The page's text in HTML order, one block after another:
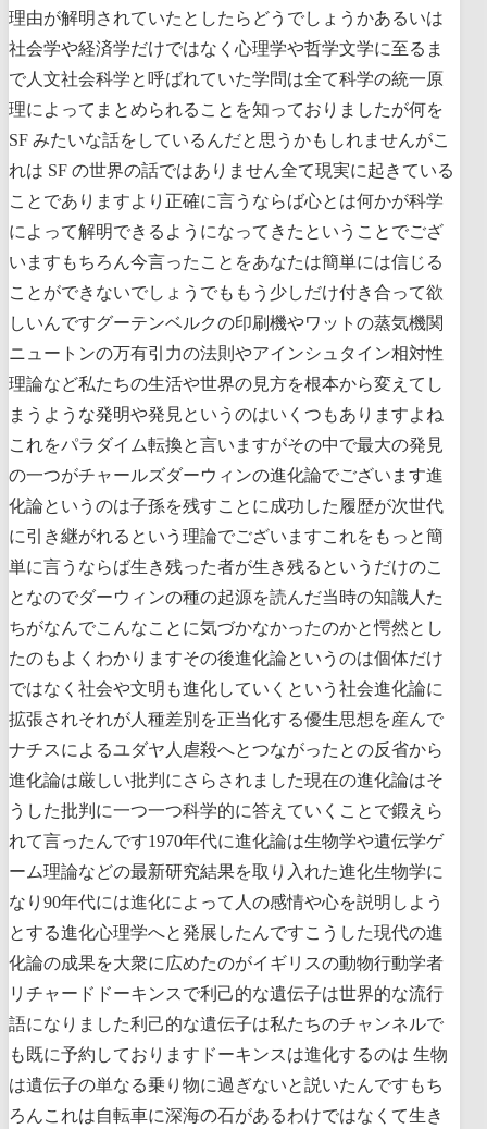
理由が解明されていたとしたらどうでしょうかあるいは
社会学や経済学だけではなく心理学や哲学文学に至るま
で人文社会科学と呼ばれていた学問は全て科学の統一原
理によってまとめられることを知っておりましたが何を
SF みたいな話をしているんだと思うかもしれませんがこ
れは SF の世界の話ではありません全て現実に起きている
ことでありますより正確に言うならば心とは何かが科学
によって解明できるようになってきたということでござ
いますもちろん今言ったことをあなたは簡単には信じる
ことができないでしょうでももう少しだけ付き合って欲
しいんですグーテンベルクの印刷機やワットの蒸気機関
ニュートンの万有引力の法則やアインシュタイン相対性
理論など私たちの生活や世界の見方を根本から変えてし
まうような発明や発見というのはいくつもありますよね
これをパラダイム転換と言いますがその中で最大の発見
の一つがチャールズダーウィンの進化論でございます進
化論というのは子孫を残すことに成功した履歴が次世代
に引き継がれるという理論でございますこれをもっと簡
単に言うならば生き残った者が生き残るというだけのこ
となのでダーウィンの種の起源を読んだ当時の知識人た
ちがなんでこんなことに気づかなかったのかと愕然とし
たのもよくわかりますその後進化論というのは個体だけ
ではなく社会や文明も進化していくという社会進化論に
拡張されそれが人種差別を正当化する優生思想を産んで
ナチスによるユダヤ人虐殺へとつながったとの反省から
進化論は厳しい批判にさらされました現在の進化論はそ
うした批判に一つ一つ科学的に答えていくことで鍛えら
れて言ったんです1970年代に進化論は生物学や遺伝学ゲ
ーム理論などの最新研究結果を取り入れた進化生物学に
なり90年代には進化によって人の感情や心を説明しよう
とする進化心理学へと発展したんですこうした現代の進
化論の成果を大衆に広めたのがイギリスの動物行動学者
リチャードドーキンスで利己的な遺伝子は世界的な流行
語になりました利己的な遺伝子は私たちのチャンネルで
も既に予約しておりますドーキンスは進化するのは 生物
は遺伝子の単なる乗り物に過ぎないと説いたんですもち
ろんこれは自転車に深海の石があるわけではなくて生き